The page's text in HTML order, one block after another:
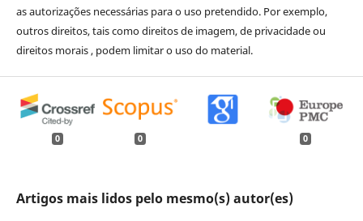
as autorizações necessárias para o uso pretendido. Por exemplo,
outros direitos, tais como direitos de imagem, de privacidade ou
direitos morais , podem limitar o uso do material.
0 0 0
Artigos mais lidos pelo mesmo(s) autor(es)